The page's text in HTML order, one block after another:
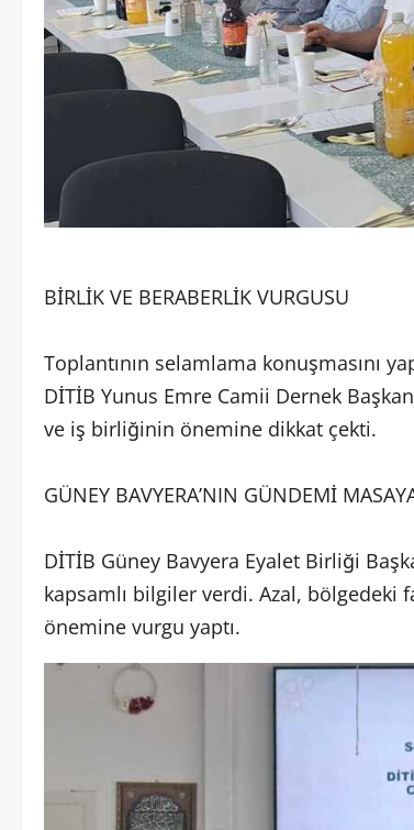
BİRLİK VE BERABERLİK VURGUSU
Toplantının selamlama konuşmasını
DİTİB Yunus Emre Camii Dernek
ve iş birliğinin önemine dikkat çekti.
GÜNEY BAVYERA’NIN GÜNDEMİ
DİTİB Güney Bavyera Eyalet Birliği
kapsamlı bilgiler verdi. Azal,
önemine vurgu yaptı.